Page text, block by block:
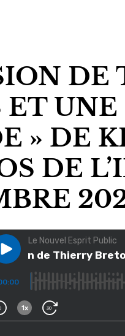
DE
ET
» DE
DE